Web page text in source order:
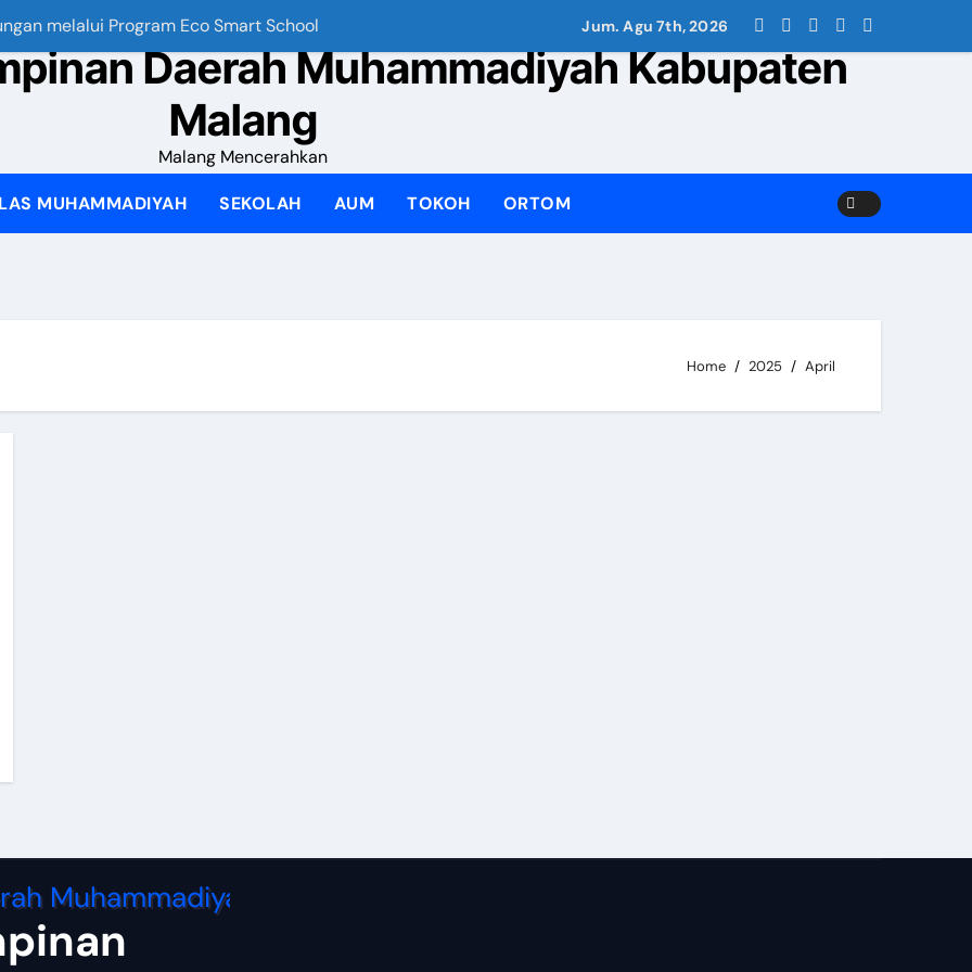
melalui Program Eco Smart School My IPM V2 Hubungkan Gerakan Pelajar Muhammadiyah dari Pusat hingga
Jum. Agu 7th, 2026
Daerah Muhammadiyah Kabupaten
Malang
Malang Mencerahkan
MUHAMMADIYAH SEKOLAH AUM TOKOH ORTOM
Home 2025 April